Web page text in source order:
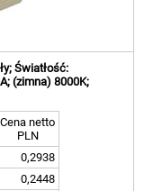
Światłość:
(zimna) 8000K;
Cena netto
PLN
0,2938
0,2448